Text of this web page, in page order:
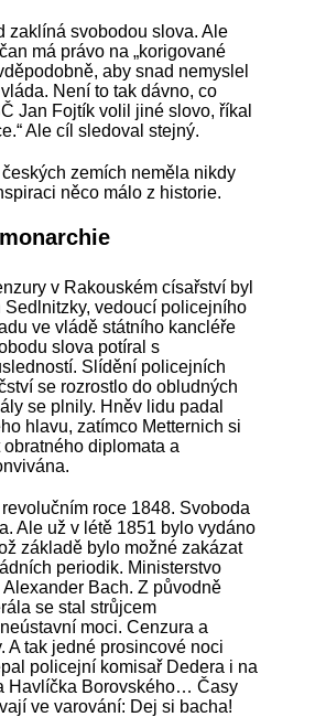
zaklíná svobodou slova. Ale
má právo na „korigované
aby snad nemyslel
Není to tak dávno, co
Jan Fojtík volil jiné slovo, říkal
Ale cíl sledoval stejný.
zemích neměla nikdy
něco málo z historie.
v Rakouském císařství byl
Sedlnitzky, vedoucí policejního
ve vládě státního kancléře
slova potíral s
Slídění policejních
se rozrostlo do obludných
se plnily. Hněv lidu padal
hlavu, zatímco Metternich si
diplomata a
roce 1848. Svoboda
Ale už v létě 1851 bylo vydáno
základě bylo možné zakázat
periodik. Ministerstvo
Bach. Z původně
se stal strůjcem
moci. Cenzura a
A tak jedné prosincové noci
policejní komisař Dedera i na
Havlíčka Borovského… Časy
ve varování: Dej si bacha!